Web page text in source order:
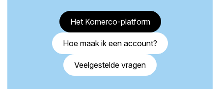
Het Komerco-platform
Hoe maak ik een account?
Veelgestelde vragen